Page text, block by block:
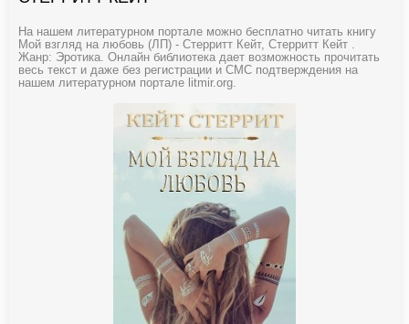
На нашем литературном портале можно бесплатно читать книгу
Мой взгляд на любовь (ЛП) - Стерритт Кейт, Стерритт Кейт .
Жанр: Эротика. Онлайн библиотека дает возможность прочитать
весь текст и даже без регистрации и СМС подтверждения на
нашем литературном портале litmir.org.